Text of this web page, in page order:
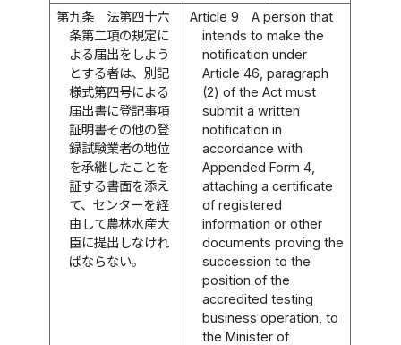
第九条
法第四十六
条第二項の規定に
よる届出をしよう
とする者は、別記
様式第四号による
届出書に登記事項
証明書その他の登
録試験業者の地位
を承継したことを
証する書面を添え
て、センターを経
由して農林水産大
臣に提出しなけれ
ばならない。
Article 9
A person that
intends to make the
notification under
Article 46, paragraph
(2) of the Act must
submit a written
notification in
accordance with
Appended Form 4,
attaching a certificate
of registered
information or other
documents proving the
succession to the
position of the
accredited testing
business operation, to
the Minister of